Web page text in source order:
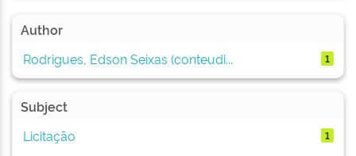
Author
Rodrigues, Edson Seixas (conteudi...
1
Subject
Licitação
1